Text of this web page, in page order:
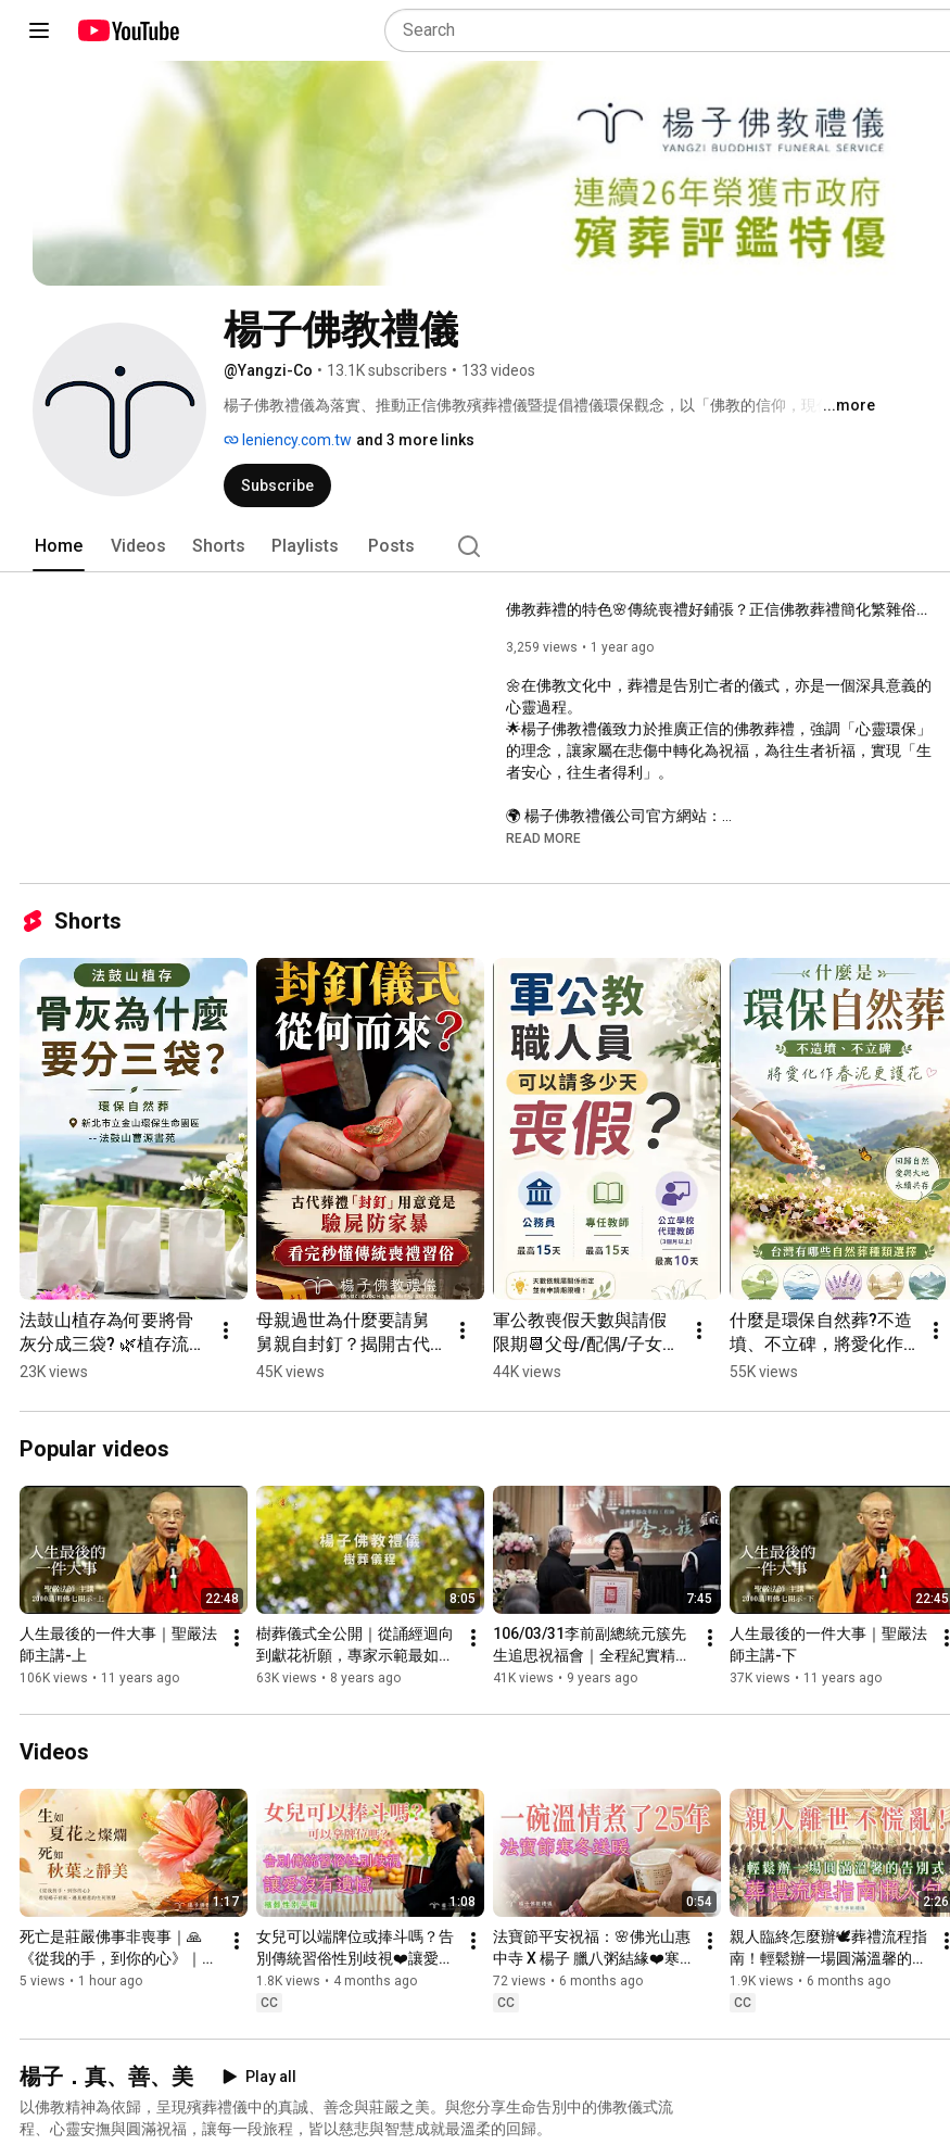
楊子佛教禮儀
@Yangzi-Co • 13.1K subscribers • 133 videos
楊子佛教禮儀為落實、推動正信佛教殯葬禮儀暨提倡禮儀環保觀念，以「佛教的信仰，現代人的
肅穆、整齊、祥和而又莊嚴的佛事。希望佛教團體及有心人士，共同來響應推動正信的佛化奠
禮，因要淨化人心、淨化社會，必須先從淨化禮儀開始。
...more
leniency.com.tw and 3 more links
Subscribe
Home Videos Shorts Playlists Posts
佛教葬禮的特色🌸傳統喪禮好鋪張？正信佛教葬禮簡化繁雜俗禮：落實心靈環保，讓生者安心、往生者得利🙏將悲傷轉化為最好的祝福 #心靈環保 #佛教 #喪禮 #殯葬業 #楊子佛教禮儀公司
3,259 views 1 year ago
🌼在佛教文化中，葬禮是告別亡者的儀式，亦是一個深具意義的
心靈過程。
🌟楊子佛教禮儀致力於推廣正信的佛教葬禮，強調「心靈環保」
的理念，讓家屬在悲傷中轉化為祝福，為往生者祈福，實現「生
者安心，往生者得利」。
🌍 楊子佛教禮儀公司官方網站：
佛教禮儀最優品牌‧殯葬評鑑優等業者 🏆
📘 Facebook｜https://www.facebook.com/yangzi.fans2
🌿傳統的喪葬儀式常常受到鋪張浪費的影響，許多人僅盲從民
俗，卻未能理解其真正的意義。楊子佛教禮儀希望透過簡化、惜
福的原則，建立正確的死亡觀，讓人們認識到生老病死是自然的
循環，並非生命的終結，而是無限延伸的開始。
💡在佛教葬禮中，佛事法會的誦經、迴向、家屬的供養、布施，
都是對亡者的尊重與懷念。這些儀式不僅有助於亡者的安息，也
讓參加者在反思中獲得心靈的慰藉。楊子佛教禮儀期待與更多人
共同推動正信的佛化葬禮，淨化人心，讓每個人都能在這個過程
中找到內心的平靜與智慧。
簡化繁雜俗禮，生死兩相安，是我們最大的心願。 若您現在需要
協助，或想了解更多流程細節，請隨時聯繫我們。
🙏 楊子佛教禮儀 - 您的安心託付👍
📽️ 敬請按讚＋訂閱＋分享，了解更多佛教葬禮的生命智慧👇
📞 全台 24 小時客服專線：0800-365-108
📍 北區服務處：02-2893-4868
📍 中區服務處：04-2373-0007
https://www.leniency.com.tw/sample-of...
2. 立即預約一對一圓滿告別諮詢
https://www.leniency.com.tw/contact.php
3.【預約我的美好告別】https://youtu.be/1w1k44Mlh58
4.【完整服務流程】https://www.leniency.com.tw/interview...
4.更多喪禮知識 https://www.leniency.com.tw/funeral-k...
#楊子佛教禮儀#葬禮特色 #佛教葬禮#佛教葬禮 #殯葬業
#喪禮告別式 #楊子牧#心靈環保 #自然葬
#聖嚴法師理念
#禮儀師 #傳統習俗
READ MORE
Shorts
法鼓山植存為何要將骨
灰分成三袋? 🌿植存流程
拆解：骨灰分解有學問
命園區--法鼓山曹源書
苑‧Shorts #法鼓山植存
#骨灰分裝 #環保自然葬
#生命教育 #法鼓山生命
園區
23K views
母親過世為什麼要請舅
舅親自封釘？揭開古代
喪禮封棺儀式🕯「驗屍防
故‧Shorts #禮儀知識 #
#殯葬業
45K views
軍公教喪假天數與請假
限期📆父母/配偶/子女各
幾天？勞工治喪假天數
假 #請假天數 #專任教師
44K views
什麼是環保自然葬?不造
墳、不立碑，將愛化作
春泥更護花🌸台灣有哪
Shorts  #環保葬 #自然
公司
55K views
Popular videos
22:48
人生最後的一件大事｜聖嚴法
師主講-上
106K views • 11 years ago
8:05
樹葬儀式全公開｜從誦經迴向
到獻花祈願，專家示範最如法
的佛教環保葬．樹葬流程示範
葬禁忌 #殯葬禮儀 #環保自然
63K views • 8 years ago
7:45
106/03/31李前副總統元簇先
生追思祝福會｜全程紀實精華
｜楊子佛教禮儀公司
41K views • 9 years ago
22:45
人生最後的一件大事｜聖嚴法
師主講-下
37K views • 11 years ago
Videos
1:17
死亡是莊嚴佛事非喪事｜🙏
《從我的手，到你的心》｜現
代化葬禮/臨終關懷/生亡兩利/
務
5 views • 1 hour ago
1:08
女兒可以端牌位或捧斗嗎？告
別傳統習俗性別歧視❤️讓愛沒
有遺憾｜超越重男輕女習俗🌈
打破性別疆界 #楊子佛教禮儀
禮習俗 #性別平等 #多元尊重
#殯葬自主 #懶人包
1.8K views • 4 months ago
CC
0:54
法寶節平安祝福：🌸佛光山惠
中寺 X 楊子 臘八粥結緣❤️寒冬
裡溫暖的一碗溫情...他們煮了
25年 #佛陀 #法寶節 #楊子禮
72 views • 6 months ago
CC
2:26
親人臨終怎麼辦🕊️葬禮流程指
南！輕鬆辦一場圓滿溫馨的告
別式，面對親人離世不慌亂！
佛教奠禮儀式步驟教學指南 🌸
儀 #殯葬業 #身後事 #禮儀諮
1.9K views • 6 months ago
CC
楊子．真、善、美
Play all
以佛教精神為依歸，呈現殯葬禮儀中的真誠、善念與莊嚴之美。與您分享生命告別中的佛教儀式流
程、心靈安撫與圓滿祝福，讓每一段旅程，皆以慈悲與智慧成就最溫柔的回歸。